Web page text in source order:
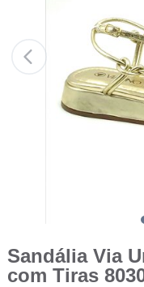
Sandália Via
com Tiras